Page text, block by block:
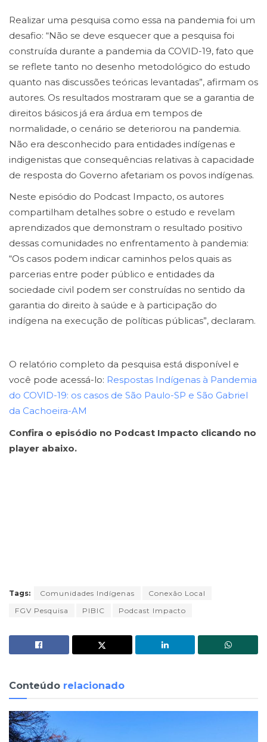
Realizar uma pesquisa como essa na pandemia foi um
desafio: “Não se deve esquecer que a pesquisa foi
construída durante a pandemia da COVID-19, fato que
se reflete tanto no desenho metodológico do estudo
quanto nas discussões teóricas levantadas”, afirmam os
autores. Os resultados mostraram que se a garantia de
direitos básicos já era árdua em tempos de
normalidade, o cenário se deteriorou na pandemia.
Não era desconhecido para entidades indígenas e
indigenistas que consequências relativas à capacidade
de resposta do Governo afetariam os povos indígenas.
Neste episódio do Podcast Impacto, os autores
compartilham detalhes sobre o estudo e revelam
aprendizados que demonstram o resultado positivo
dessas comunidades no enfrentamento à pandemia:
“Os casos podem indicar caminhos pelos quais as
parcerias entre poder público e entidades da
sociedade civil podem ser construídas no sentido da
garantia do direito à saúde e à participação do
indígena na execução de políticas públicas”, declaram.
O relatório completo da pesquisa está disponível e
você pode acessá-lo: Respostas Indígenas à Pandemia
do COVID-19: os casos de São Paulo-SP e São Gabriel
da Cachoeira-AM
Confira o episódio no Podcast Impacto clicando no
player abaixo.
Tags: Comunidades Indígenas
Conexão Local
FGV Pesquisa
PIBIC Podcast Impacto
Conteúdo relacionado